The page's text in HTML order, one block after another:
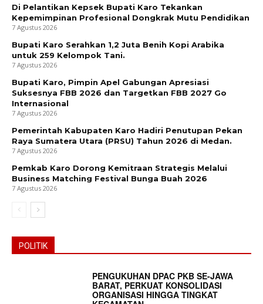
Di Pelantikan Kepsek Bupati Karo Tekankan
Kepemimpinan Profesional Dongkrak Mutu Pendidikan
7 Agustus 2026
Bupati Karo Serahkan 1,2 Juta Benih Kopi Arabika
untuk 259 Kelompok Tani.
7 Agustus 2026
Bupati Karo, Pimpin Apel Gabungan Apresiasi
Suksesnya FBB 2026 dan Targetkan FBB 2027 Go
Internasional
7 Agustus 2026
Pemerintah Kabupaten Karo Hadiri Penutupan Pekan
Raya Sumatera Utara (PRSU) Tahun 2026 di Medan.
7 Agustus 2026
Pemkab Karo Dorong Kemitraan Strategis Melalui
Business Matching Festival Bunga Buah 2026
7 Agustus 2026
POLITIK
PENGUKUHAN DPAC PKB SE-JAWA
BARAT, PERKUAT KONSOLIDASI
ORGANISASI HINGGA TINGKAT